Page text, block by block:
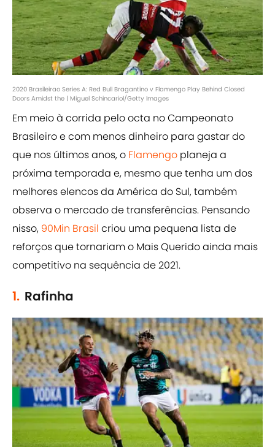
2020 Brasileirao Series A: Red Bull Bragantino v Flamengo Play Behind Closed
Doors Amidst the | Miguel Schincariol/Getty Images
Em meio à corrida pelo octa no Campeonato
Brasileiro e com menos dinheiro para gastar do
que nos últimos anos, o Flamengo planeja a
próxima temporada e, mesmo que tenha um dos
melhores elencos da América do Sul, também
observa o mercado de transferências. Pensando
nisso, 90Min Brasil criou uma pequena lista de
reforços que tornariam o Mais Querido ainda mais
competitivo na sequência de 2021.
1. Rafinha